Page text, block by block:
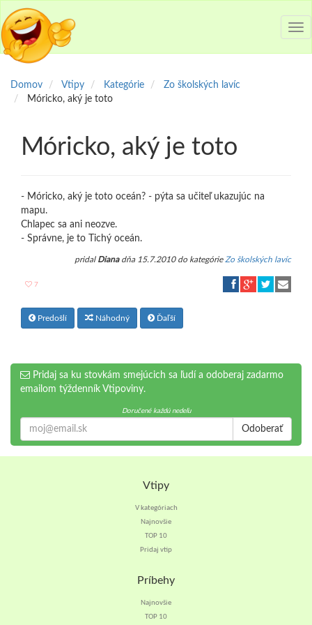
Domov Vtipy Kategórie
Zo školských lavíc
Móricko, aký je toto
Móricko, aký je toto
- Móricko, aký je toto oceán? - pýta sa učiteľ ukazujúc na
mapu.
Chlapec sa ani neozve.
- Správne, je to Tichý oceán.
pridal Dianadňa 15.7.2010 do kategórie Zo školských lavíc
7
Predošlí Náhodný Ďaľší
Pridaj sa ku stovkám smejúcich sa ľudí a odoberaj zadarmo
emailom týždenník Vtipoviny.
Doručené každú nedeľu
Odoberať
Vtipy
V kategóriach
Najnovšie
TOP 10
Pridaj vtip
Príbehy
Najnovšie
TOP 10